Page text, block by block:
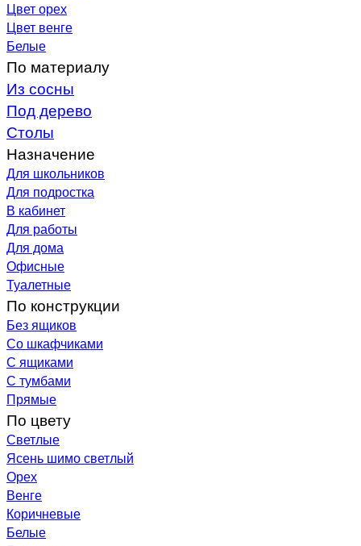
Цвет орех
Цвет венге
Белые
По материалу
Из сосны
Под дерево
Столы
Назначение
Для школьников
Для подростка
В кабинет
Для работы
Для дома
Офисные
Туалетные
По конструкции
Без ящиков
Со шкафчиками
С ящиками
С тумбами
Прямые
По цвету
Светлые
Ясень шимо светлый
Орех
Венге
Коричневые
Белые